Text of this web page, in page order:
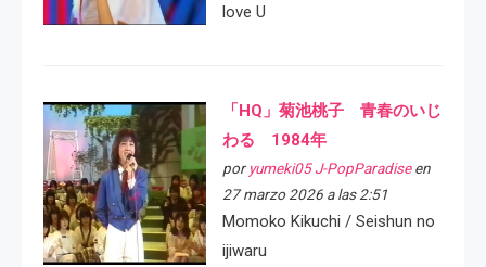
love U
「HQ」菊池桃子 青春のいじ
わる 1984年
por yumeki05 J-PopParadiseen
27 marzo 2026 a las 2:51
Momoko Kikuchi / Seishun no
ijiwaru